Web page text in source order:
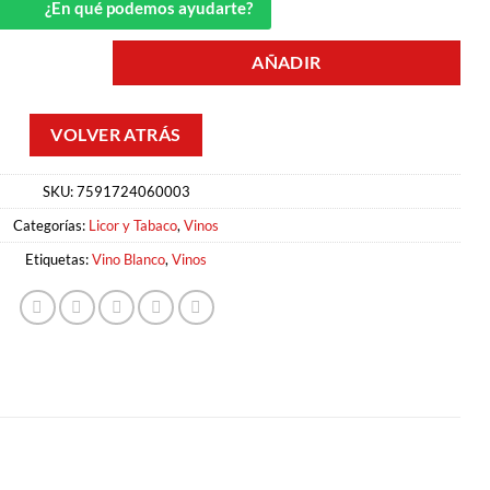
¿En qué podemos ayudarte?
cantidad
AÑADIR
SKU:7591724060003
Categorías: Licor y Tabaco, Vinos
Etiquetas:Vino Blanco, Vinos